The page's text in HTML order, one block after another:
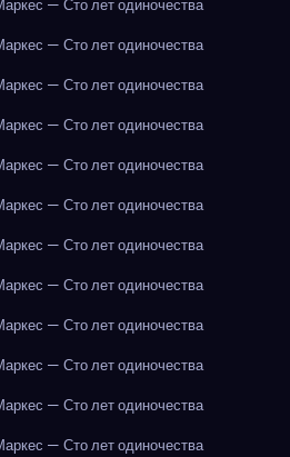
— Сто лет одиночества
— Сто лет одиночества
— Сто лет одиночества
— Сто лет одиночества
— Сто лет одиночества
— Сто лет одиночества
— Сто лет одиночества
— Сто лет одиночества
— Сто лет одиночества
— Сто лет одиночества
— Сто лет одиночества
— Сто лет одиночества